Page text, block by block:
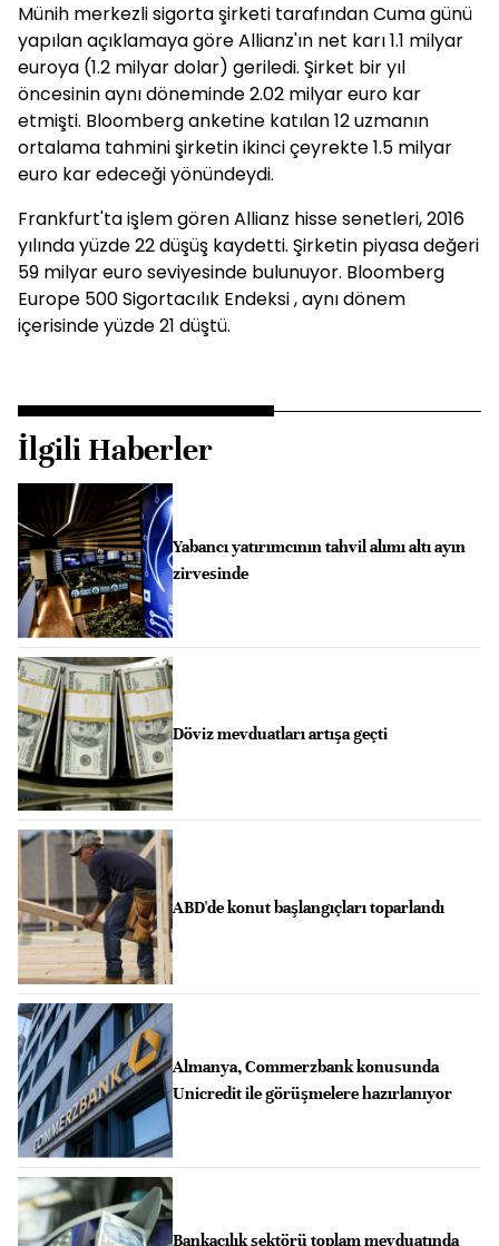
Münih merkezli sigorta şirketi tarafından Cuma günü
yapılan açıklamaya göre Allianz'ın net karı 1.1 milyar
euroya (1.2 milyar dolar) geriledi. Şirket bir yıl
öncesinin aynı döneminde 2.02 milyar euro kar
etmişti. Bloomberg anketine katılan 12 uzmanın
ortalama tahmini şirketin ikinci çeyrekte 1.5 milyar
euro kar edeceği yönündeydi.
Frankfurt'ta işlem gören Allianz hisse senetleri, 2016
yılında yüzde 22 düşüş kaydetti. Şirketin piyasa değeri
59 milyar euro seviyesinde bulunuyor. Bloomberg
Europe 500 Sigortacılık Endeksi , aynı dönem
içerisinde yüzde 21 düştü.
İlgili Haberler
Yabancı yatırımcının tahvil alımı altı ayın
zirvesinde
Döviz mevduatları artışa geçti
ABD'de konut başlangıçları toparlandı
Almanya, Commerzbank konusunda
Unicredit ile görüşmelere hazırlanıyor
Bankacılık sektörü toplam mevduatında